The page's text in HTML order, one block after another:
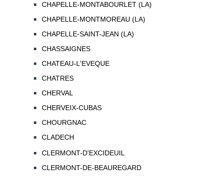
CHAPELLE-MONTABOURLET (LA)
CHAPELLE-MONTMOREAU (LA)
CHAPELLE-SAINT-JEAN (LA)
CHASSAIGNES
CHATEAU-L'EVEQUE
CHATRES
CHERVAL
CHERVEIX-CUBAS
CHOURGNAC
CLADECH
CLERMONT-D'EXCIDEUIL
CLERMONT-DE-BEAUREGARD